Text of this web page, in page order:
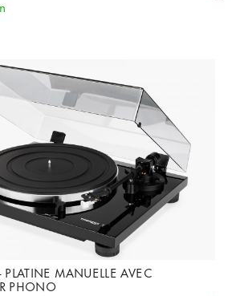
MANUELLE AVEC
PHONO